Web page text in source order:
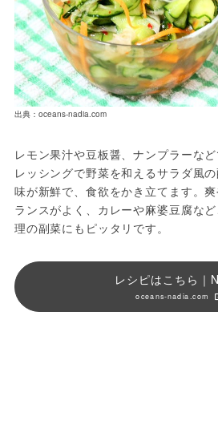
出典：oceans-nadia.com
レモン果汁や豆板醤、ナンプラーな
レッシングで野菜を和えるサラダ風
味が新鮮で、食欲をかき立てます。
ランスがよく、カレーや麻婆豆腐な
理の副菜にもピッタリです。
レシピはこちら｜
oceans-nadia.com